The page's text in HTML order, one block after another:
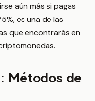
aún más si pagas
es una de las
que encontrarás en
Métodos de